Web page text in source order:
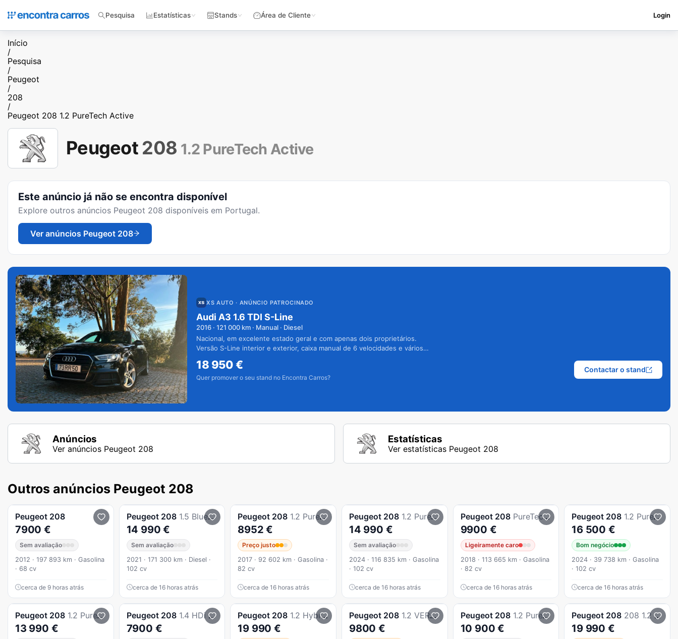
Pesquisa Estatísticas Stands Área de Cliente Login
Início
/
Pesquisa
/
Peugeot
/
208
/
Peugeot 208 1.2 PureTech Active
Peugeot 208 1.2 PureTech Active
Este anúncio já não se encontra disponível
Explore outros anúncios Peugeot 208 disponíveis em Portugal.
Ver anúncios Peugeot 208
XS AUTO · ANÚNCIO PATROCINADO
Audi A3 1.6 TDI S-Line
2016 · 121 000 km · Manual · Diesel
Nacional, em excelente estado geral e com apenas dois proprietários.
Versão S-Line interior e exterior, caixa manual de 6 velocidades e vários
18 950€
Quer promover o seu stand no Encontra Carros?
Contactar o stand
Anúncios
Ver anúncios Peugeot 208
Estatísticas
Ver estatísticas Peugeot 208
Outros anúncios Peugeot 208
Peugeot 208
7900 €
Sem avaliação
2012 · 197 893 km · Gasolina
· 68 cv
cerca de 9 horas atrás
Peugeot 208 1.5 BlueHDi GT Pack
14 990 €
Sem avaliação
2021 · 171 300 km · Diesel ·
102 cv
cerca de 16 horas atrás
Peugeot 208 1.2 PureTech Style
8952 €
Preço justo
2017 · 92 602 km · Gasolina ·
82 cv
cerca de 16 horas atrás
Peugeot 208 1.2 PureTech Allure
14 990 €
Sem avaliação
2024 · 116 835 km · Gasolina
· 102 cv
cerca de 16 horas atrás
Peugeot 208 PureTech 82 Stop & Start Signature
9900 €
Ligeiramente caro
2018 · 113 665 km · Gasolina
· 82 cv
cerca de 16 horas atrás
Peugeot 208 1.2 PureTech Active
16 500 €
Bom negócio
2024 · 39 738 km · Gasolina
· 102 cv
cerca de 16 horas atrás
Peugeot 208 1.2 PureTech Active Pack
13 990 €
Peugeot 208 1.4 HDi Active
7900 €
Peugeot 208 1.2 Hybrid Allure e-DCS6
19 990 €
Peugeot 208 1.2 VERSÃO STYLE
9800 €
Peugeot 208 1.2 PureTech Active
10 900 €
Peugeot 208 208 1.2 Hybrid Allure e-DCS6
19 990 €